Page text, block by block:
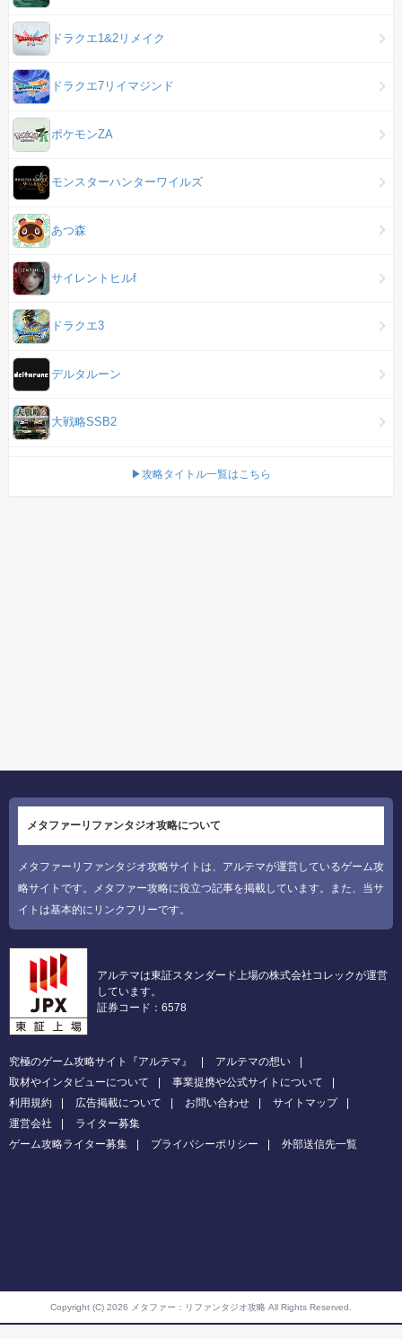
ドラクエ1&2リメイク
ドラクエ7リイマジンド
ポケモンZA
モンスターハンターワイルズ
あつ森
サイレントヒルf
ドラクエ3
デルタルーン
大戦略SSB2
▶攻略タイトル一覧はこちら
メタファーリファンタジオ攻略について
メタファーリファンタジオ攻略サイトは、アルテマが運営しているゲーム攻
略サイトです。メタファー攻略に役立つ記事を掲載しています。また、当サ
イトは基本的にリンクフリーです。
アルテマは東証スタンダード上場の株式会社コレックが運営
しています。
証券コード：6578
究極のゲーム攻略サイト『アルテマ』
アルテマの想い
取材やインタビューについて
事業提携や公式サイトについて
利用規約
広告掲載について お問い合わせ
サイトマップ
運営会社
ライター募集
ゲーム攻略ライター募集
プライバシーポリシー 外部送信先一覧
Copyright (C) 2026 メタファー：リファンタジオ攻略 All Rights Reserved.